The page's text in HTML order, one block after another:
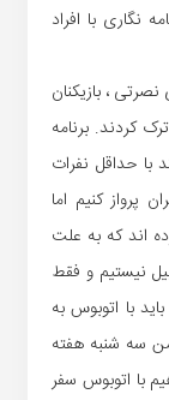
نگاری با افراد
، بازیکنان
کردند. برنامه
حداقل نفرات
پرواز کنیم اما
اند که به علت
نیستیم و فقط
با اتوبوس به
سه شنبه هفته
با اتوبوس سفر